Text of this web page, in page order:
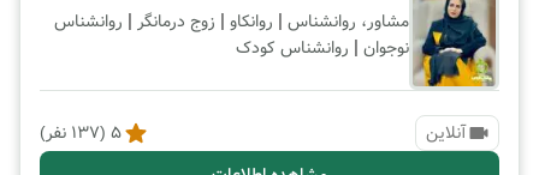
مشاور، روانشناس | روانکاو | زوج درمانگر | روانشناس
نوجوان | روانشناس کودک
آنلاین 5
(
137 نفر)